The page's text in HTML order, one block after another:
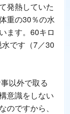
発熱していた
重の30％の水
ます。60キロ
です（7／30
以外で取る
意識をしない
ですから、